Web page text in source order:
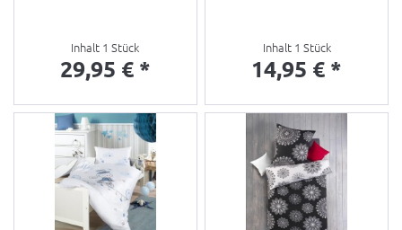
Inhalt 1 Stück
29,95 € *
Inhalt 1 Stück
14,95 € *